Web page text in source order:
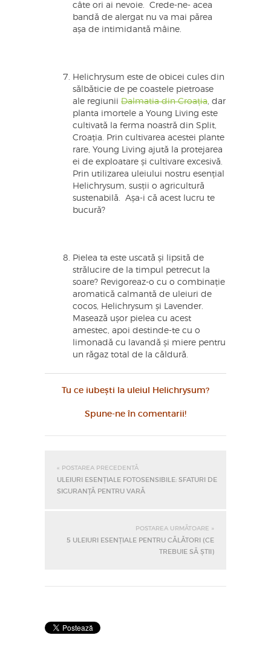
câte ori ai nevoie. Crede-ne- acea
bandă de alergat nu va mai părea
așa de intimidantă mâine.
Helichrysum este de obicei cules din
sălbăticie de pe coastele pietroase
ale regiunii Dalmatia din Croația , dar
planta imortele a Young Living este
cultivată la ferma noastră din Split,
Croația. Prin cultivarea acestei plante
rare, Young Living ajută la protejarea
ei de exploatare și cultivare excesivă.
Prin utilizarea uleiului nostru esențial
Helichrysum, susții o agricultură
sustenabilă. Așa-i că acest lucru te
bucură?
Pielea ta este uscată și lipsită de
strălucire de la timpul petrecut la
soare? Revigoreaz-o cu o combinație
aromatică calmantă de uleiuri de
cocos, Helichrysum și Lavender.
Masează ușor pielea cu acest
amestec, apoi destinde-te cu o
limonadă cu lavandă și miere pentru
un răgaz total de la căldură.
Tu ce iubești la uleiul Helichrysum?
Spune-ne în comentarii!
« POSTAREA PRECEDENTĂ
ULEIURI ESENȚIALE FOTOSENSIBILE: SFATURI DE
SIGURANȚĂ PENTRU VARĂ
POSTAREA URMĂTOARE »
5 ULEIURI ESENȚIALE PENTRU CĂLĂTORI (CE
TREBUIE SĂ ȘTII)